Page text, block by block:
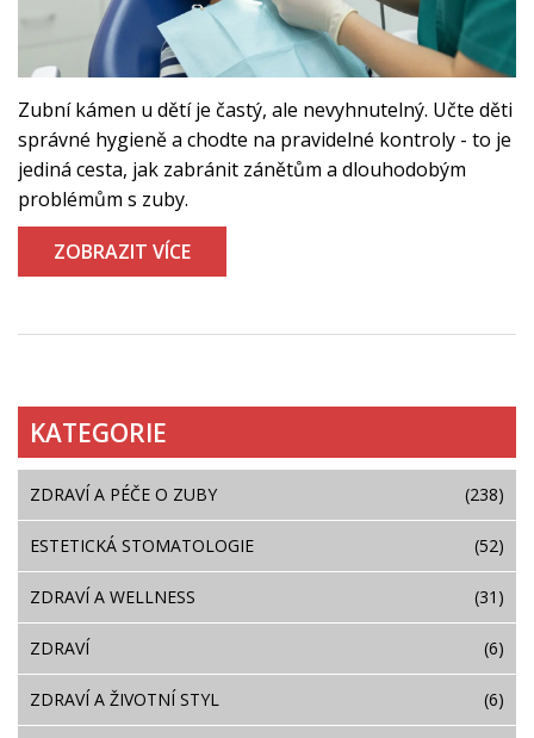
Zubní kámen u dětí je častý, ale nevyhnutelný. Učte děti
správné hygieně a chodte na pravidelné kontroly - to je
jediná cesta, jak zabránit zánětům a dlouhodobým
problémům s zuby.
ZOBRAZIT VÍCE
KATEGORIE
ZDRAVÍ A PÉČE O ZUBY (238)
ESTETICKÁ STOMATOLOGIE (52)
ZDRAVÍ A WELLNESS (31)
ZDRAVÍ (6)
ZDRAVÍ A ŽIVOTNÍ STYL (6)